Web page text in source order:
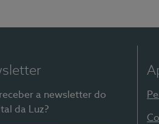
a newsletter do
da Luz?